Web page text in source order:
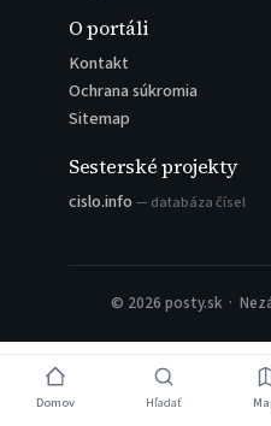
O portáli
Kontakt
Ochrana súkromia
Sitemap
Sesterské projekty
cislo.info — databáza čísel
© 2026 posty.sk ·
Domov Hľadať